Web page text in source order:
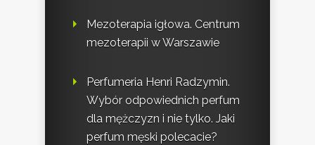
Mezoterapia igłowa. Centrum
mezoterapii w Warszawie
Perfumeria Henri Radzymin.
Wybór odpowiednich perfum
dla mężczyzn i nie tylko. Jaki
perfum męski polecacie?